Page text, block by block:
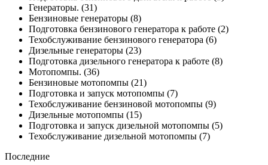
Генераторы. (31)
Бензиновые генераторы (8)
Подготовка бензинового генератора к работе (2)
Техобслуживание бензинового генератора (6)
Дизельные генераторы (23)
Подготовка дизельного генератора к работе (8)
Мотопомпы. (36)
Бензиновые мотопомпы (21)
Подготовка и запуск мотопомпы (7)
Техобслуживание бензиновой мотопомпы (9)
Дизельные мотопомпы (15)
Подготовка и запуск дизельной мотопомпы (5)
Техобслуживание дизельной мотопомпы (7)
Последние